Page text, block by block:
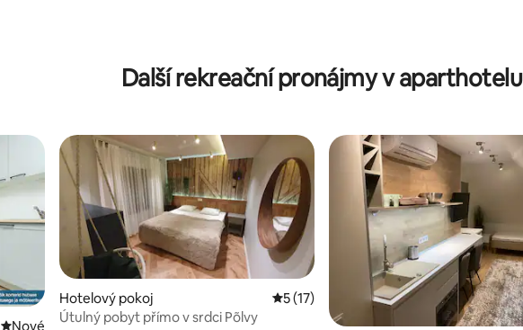
Další rekreační pronájmy v aparthotelu
Nové ubytování
Nové
Hotelový pokoj Průměrné hodnocení 5 z 5, 17 hodnocení
5 (17)
Útulný pobyt přímo v srdci Põlvy